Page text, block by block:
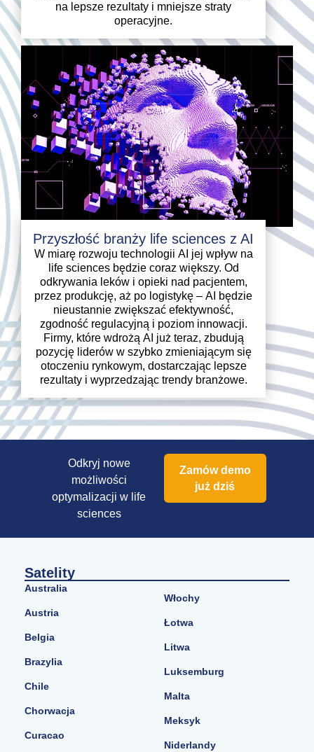
na lepsze rezultaty i mniejsze straty
operacyjne.
Przyszłość branży life sciences z AI
W miarę rozwoju technologii AI jej wpływ na
life sciences będzie coraz większy. Od
odkrywania leków i opieki nad pacjentem,
przez produkcję, aż po logistykę – AI będzie
nieustannie zwiększać efektywność,
zgodność regulacyjną i poziom innowacji.
Firmy, które wdrożą AI już teraz, zbudują
pozycję liderów w szybko zmieniającym się
otoczeniu rynkowym, dostarczając lepsze
rezultaty i wyprzedzając trendy branżowe.
Odkryj nowe
możliwości
optymalizacji w life
sciences
Zamów demo
już dziś
Satelity
Australia
Austria
Belgia
Brazylia
Chile
Chorwacja
Curacao
Włochy
Łotwa
Litwa
Luksemburg
Malta
Meksyk
Niderlandy